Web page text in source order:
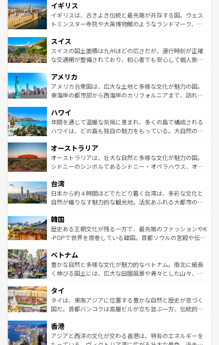
いる。シャンパンの発祥地であるランス、プロヴァンスの
香り高いラベンダー畑など、多彩な楽しみ方が可能だ。さ
らに、パリ以外の地域にも魅力が溢れており、どの街角に
れる地方に足を運ぶとそれぞれで全く異なる文化を体験で
きるだろう。 なお、新着のフランス情報はコンテンツ一覧
を参照してほしい。
顔を持つこの国は、どこを歩いても飽きることがない。ベ
ルリンの文化的活気、バイエルン州のアルプスの絶景、そ
してライン川沿いのワイン畑といった風景は必見。ビール
は、お酒好きな人にはぜひ体験してほしい。 なお、新着の
ドイツ情報はコンテンツ一覧を参照してほしい。
イギリス
イギリスは、古きよき伝統と最先端が共存する国。ウェス
トミンスター寺院や大英博物館のようなランドマーク、歴
リアごとに異なる魅力がある。また、優雅なアフタヌーン
ティー、ビール好きにはたまらない英国パブ、サッカー観
戦など、本場だからこそできる体験も豊富。イギリスを旅
ンツ一覧を参照してほしい。
スイス
スイスの国土面積は九州ほどの広さだが、運行時刻が正確
な交通網が整備されており、初心者でも安心して個人旅行
の建物がそのまま残る町や、スイスならではのユニークな
博物館もあり、アルプス観光だけでなく町歩きも満喫する
ことができる。国民の所得が高いため物価も高いが、旅行
ば市内交通費無料で観光を楽しむこともできる。 なお、新
着のスイス情報はコンテンツ一覧 を参照してほしい。
アメリカ
アメリカ合衆国は、広大な土地と多様な文化が魅力の国。
東海岸の都市部から西海岸のカリフォルニアまで、訪れる
のような巨大都市は、観光、ショッピング、エンターテイ
ンメントが詰まった刺激的なスポットだ。一方、アメリカ
西部には大自然が広がり、グランドキャニオンやイエロー
部のニューオーリンズでは、音楽と美食が融合した独特の
文化が魅力。旅行者はアメリカの各地域で異なる魅力を楽
しみながら、その多様性と豊かな歴史を感じることができ
ならではの贅沢な旅のスタイルだ。 なお、新着のアメリカ
情報はコンテンツ一覧を参照してほしい。
ハワイ
年間を通じて温暖な気候に恵まれ、多くの島で構成される
ハワイは、どの島も独自の魅力をもっている。大自然の神
ワイ島は見逃せない。また、定番の観光地といえばオアフ
島だが、静かな自然を求めるならマウイ島やカウアイ島が
おすすめ。エメラルドグリーンに輝く海をはじめ、豊かな
れるおもてなしの心で訪れる人々を迎えてくれるハワイの
人々、おいしいローカルフードやハワイアンミュージッ
ク、伝統的なフラダンスなど、すべてがハワイの魅力を彩
ワイを、存分に味わってほしい。 なお、新着のハワイ情報
はコンテンツ一覧を参照してほしい。
オーストラリア
オーストラリアは、壮大な自然と多様な文化が魅力の国。
シドニーのシンボルであるシドニー・オペラハウス、オー
リアリーフや大陸中央部にそびえるウルル（エアーズロッ
ク）、タスマニアの美しい原生林やケアンズの熱帯雨林な
ど、見どころがたくさん。また、カフェやワイン、オージ
いる。アクティビティも充実しており、サーフィンやダイ
ビング、ハイキングなど、アウトドア好きにはたまらな
い。オーストラリアの多彩な魅力を存分に味わいつくそ
参照してほしい。
台湾
日本から約４時間ほどでたどり着く台湾は、多彩な文化と
自然が織りなす魅力的な観光地。活気あふれる大都市の台
ン）、静ひつな山岳地帯である台湾東部など、都市の喧騒
と山間の静けさが共存しており、訪れる人に新しい発見と
驚きをもたらしてくれる。また、奥深い台湾の食文化も魅
容にもいいと評判のスイーツなど、バラエティ豊かな料理
が味わえる。 なお、新着の台湾情報は コンテンツ一覧を参
照してほしい。
韓国
歴史ある王朝文化が残る一方で、最先端のファッションやK
-POPで世界を席巻している韓国。首都ソウルの宮殿や伝統
き、地方に足を延ばせば四季折々の自然美を楽しむことが
できる。そして、キムチや焼肉、絶品のストリートフード
まで、さまざまな韓国料理が待っている。夜には、韓国な
リティに包まれながら、韓国の多彩な魅力を心ゆくまで味
わってみてほしい。 なお、新着の韓国情報はコンテンツ一
覧を参照してほしい。
ベトナム
豊かな自然と多様な文化が魅力的なベトナム。南北に細長
く伸びる国土には、広大な田園風景や青々とした山々、世
急速な発展と共に伝統が息づく。ハノイの古い町並みやホ
ーチミン市のフランス統治時代の建物も、独特の雰囲気を
醸し出している。また、バラエティの豊かさとおいしさで
とつ。フォーやバインミー、ベトナムコーヒーなどは、ぜ
ひ現地で味わいたい。どの地域を訪れてもあたたかい人々
が旅行者を迎えてくれるので、きっと忘れられない旅にな
タイ
タイは、東南アジアに位置する豊かな自然と歴史が息づく
国だ。首都バンコクは高層ビルが立ち並ぶ一方、伝統的な
の活気が交差している。北部ではチェンマイなどの山岳地
帯で自然と触れ合い、南部ではプーケットやクラビの美し
香港
アジアと西洋の文化が交わる香港は、特有のエネルギーを